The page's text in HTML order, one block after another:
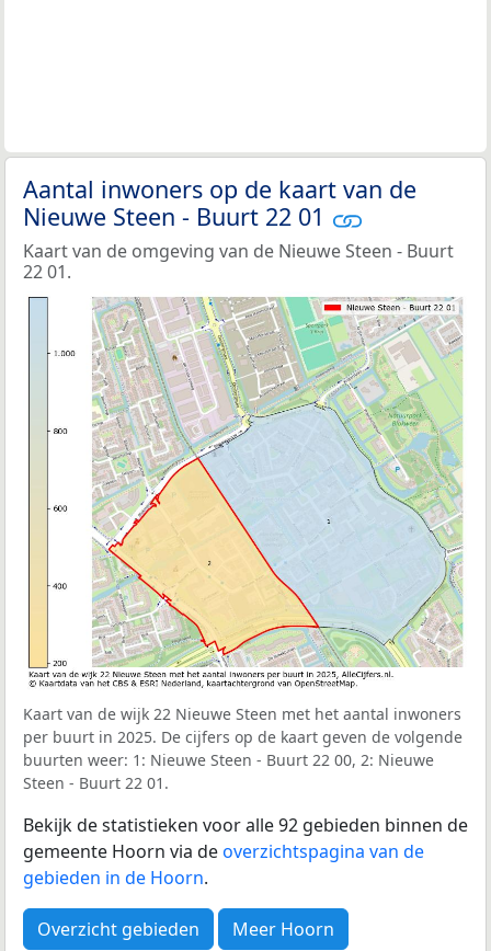
Aantal inwoners op de kaart van de
Nieuwe Steen - Buurt 22 01
Kaart van de omgeving van de Nieuwe Steen - Buurt
22 01.
Kaart van de wijk 22 Nieuwe Steen met het aantal inwoners
per buurt in 2025. De cijfers op de kaart geven de volgende
buurten weer: 1: Nieuwe Steen - Buurt 22 00, 2: Nieuwe
Steen - Buurt 22 01.
Bekijk de statistieken voor alle 92 gebieden binnen de
gemeente Hoorn via deoverzichtspagina van de
gebieden in de Hoorn.
Overzicht gebieden Meer Hoorn